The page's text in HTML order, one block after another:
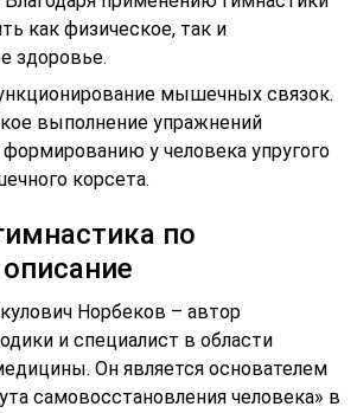
как физическое, так и
здоровье.
мышечных связок.
выполнение упражнений
у человека упругого
корсета.
по
Норбеков – автор
и специалист в области
Он является основателем
самовосстановления человека» в